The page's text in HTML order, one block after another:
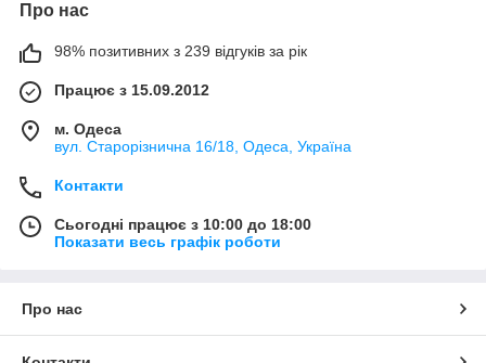
Про нас
98% позитивних з 239 відгуків за рік
Працює з 15.09.2012
м. Одеса
вул. Старорізнична 16/18, Одеса, Україна
Контакти
Сьогодні працює з 10:00 до 18:00
Показати весь графік роботи
Про нас